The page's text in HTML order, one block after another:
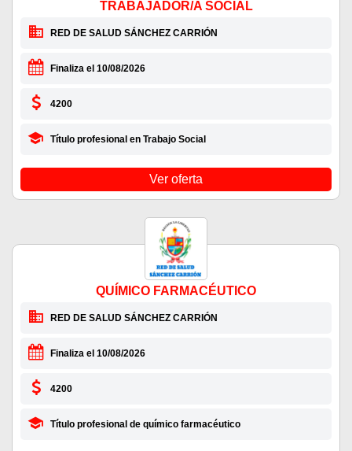
TRABAJADOR/A SOCIAL
RED DE SALUD SÁNCHEZ CARRIÓN
Finaliza el 10/08/2026
4200
Título profesional en Trabajo Social
Ver oferta
QUÍMICO FARMACÉUTICO
RED DE SALUD SÁNCHEZ CARRIÓN
Finaliza el 10/08/2026
4200
Título profesional de químico farmacéutico